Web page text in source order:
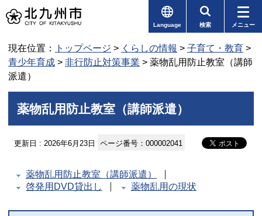
Language 検索 メニュー
現在位置： トップページ > くらしの情報 > 子育て・教育 >
青少年育成 > 非行防止対策事業 > 薬物乱用防止教室（講師
派遣）
薬物乱用防止教室（講師派遣）
更新日 : 2026年6月23日 ページ番号：000002041
薬物乱用防止教室（講師派遣）
啓発用DVD貸出し
薬物乱用の現状